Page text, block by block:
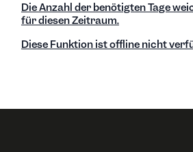
Die Anzahl der benötigten Tage
für diesen Zeitraum.
Diese Funktion ist offline nicht